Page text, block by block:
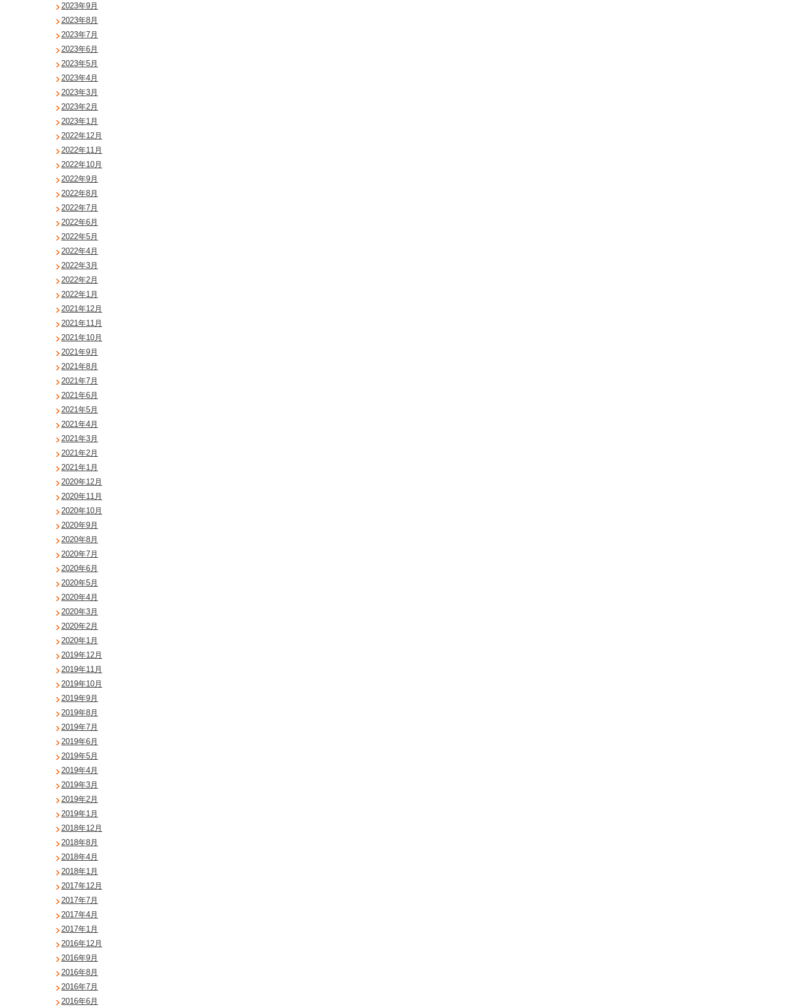
2023年9月
2023年8月
2023年7月
2023年6月
2023年5月
2023年4月
2023年3月
2023年2月
2023年1月
2022年12月
2022年11月
2022年10月
2022年9月
2022年8月
2022年7月
2022年6月
2022年5月
2022年4月
2022年3月
2022年2月
2022年1月
2021年12月
2021年11月
2021年10月
2021年9月
2021年8月
2021年7月
2021年6月
2021年5月
2021年4月
2021年3月
2021年2月
2021年1月
2020年12月
2020年11月
2020年10月
2020年9月
2020年8月
2020年7月
2020年6月
2020年5月
2020年4月
2020年3月
2020年2月
2020年1月
2019年12月
2019年11月
2019年10月
2019年9月
2019年8月
2019年7月
2019年6月
2019年5月
2019年4月
2019年3月
2019年2月
2019年1月
2018年12月
2018年8月
2018年4月
2018年1月
2017年12月
2017年7月
2017年4月
2017年1月
2016年12月
2016年9月
2016年8月
2016年7月
2016年6月